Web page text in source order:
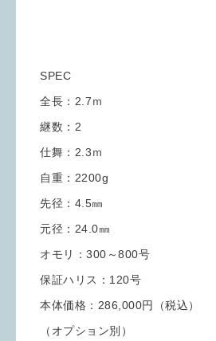
SPEC
全長：2.7ｍ
継数：2
仕舞：2.3ｍ
自重：2200g
先径：4.5㎜
元径：24.0㎜
オモリ：300～800号
保証ハリス：120号
本体価格：286,000円（税込）
（オプション別）